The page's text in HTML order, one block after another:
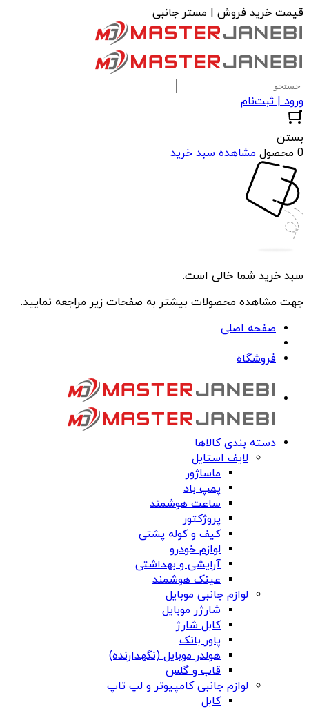
قیمت خرید فروش | مستر جانبی
ورود | ثبت‌نام
بستن
0 محصول
مشاهده سبد خرید
سبد خرید شما خالی است.
جهت مشاهده محصولات بیشتر به صفحات زیر مراجعه نمایید.
صفحه اصلی
فروشگاه
دسته بندی کالاها
لایف استایل
ماساژور
پمپ باد
ساعت هوشمند
پروژکتور
کیف و کوله پشتی
لوازم خودرو
آرایشی و بهداشتی
عینک هوشمند
لوازم جانبی موبایل
شارژر موبایل
کابل شارژ
پاور بانک
هولدر موبایل (نگهدارنده)
قاب و گلس
لوازم جانبی کامپیوتر و لپ تاپ
کابل